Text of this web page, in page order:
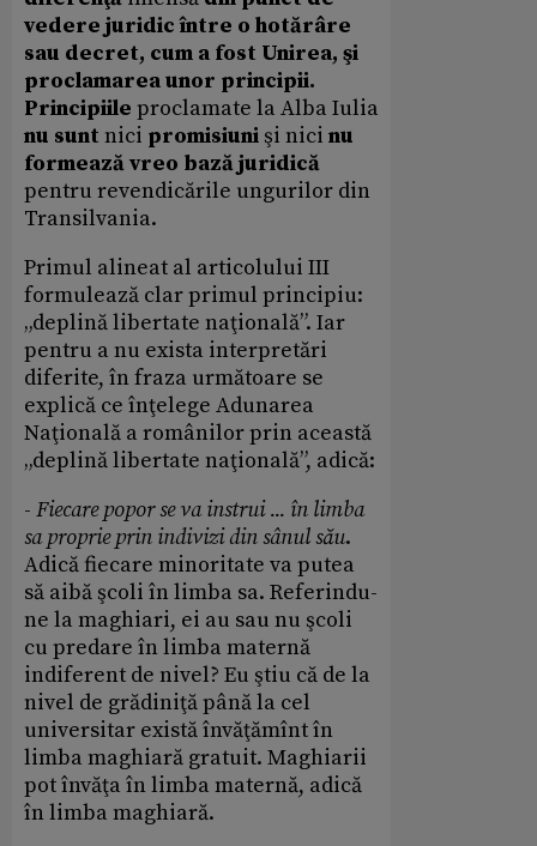
vedere juridic între o hotărâre
sau decret, cum a fost Unirea, şi
proclamarea unor principii.
Principiile proclamate la Alba Iulia
nu sunt nici promisiuni şi nici nu
formează vreo bază juridică
pentru revendicările ungurilor din
Transilvania.
Primul alineat al articolului III
formulează clar primul principiu:
„deplină libertate naţională”. Iar
pentru a nu exista interpretări
diferite, în fraza următoare se
explică ce înţelege Adunarea
Naţională a românilor prin această
„deplină libertate naţională”, adică:
- Fiecare popor se va instrui ... în limba
sa proprie prin indivizi din sânul său.
Adică fiecare minoritate va putea
să aibă şcoli în limba sa. Referindu-
ne la maghiari, ei au sau nu şcoli
cu predare în limba maternă
indiferent de nivel? Eu ştiu că de la
nivel de grădiniţă până la cel
universitar există învăţămînt în
limba maghiară gratuit. Maghiarii
pot învăţa în limba maternă, adică
în limba maghiară.